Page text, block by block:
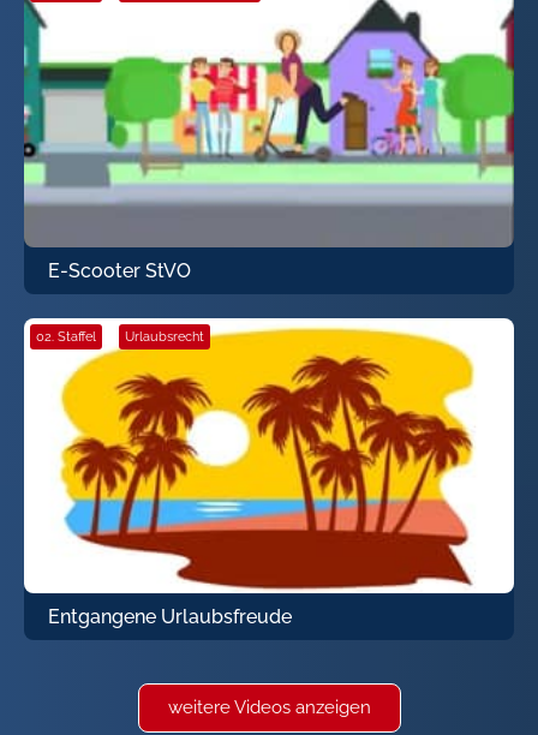
E-Scooter StVO
02. Staffel Urlaubsrecht
Entgangene Urlaubsfreude
weitere Videos anzeigen